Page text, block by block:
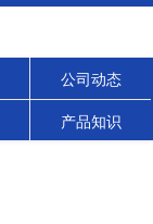
公司动态
产品知识